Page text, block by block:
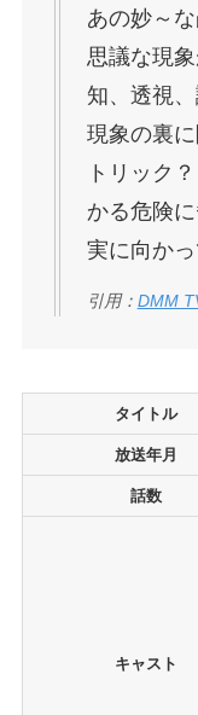
あの妙～
思議な現
知、透視
現象の裏
トリック
かる危険
実に向かっ
引用： DMM
タイトル
放送年月
話数
キャスト